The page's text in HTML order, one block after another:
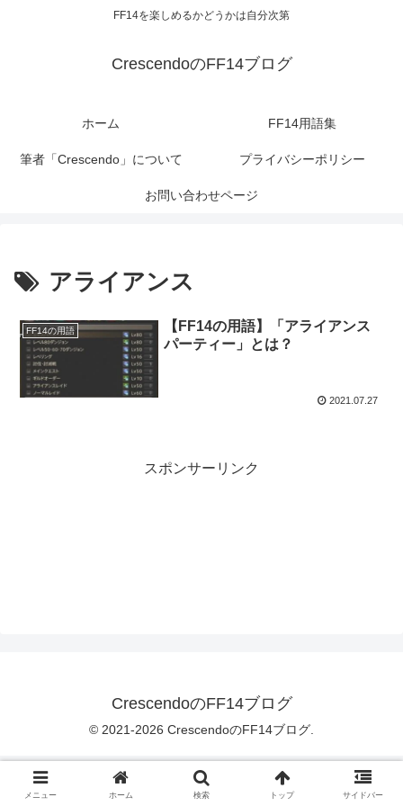
FF14を楽しめるかどうかは自分次第
CrescendoのFF14ブログ
ホーム FF14用語集
筆者「Crescendo」について プライバシーポリシー
お問い合わせページ
アライアンス
FF14の用語
【FF14の用語】「アライアンス
パーティー」とは？
2021.07.27
スポンサーリンク
CrescendoのFF14ブログ
© 2021-2026 CrescendoのFF14ブログ.
メニュー ホーム 検索 トップ サイドバー